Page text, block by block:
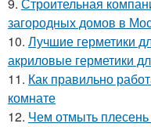
9. Строительная
загородных домов в
10. Лучшие герметики
акриловые герметики
11. Как правильно
комнате
12. Чем отмыть